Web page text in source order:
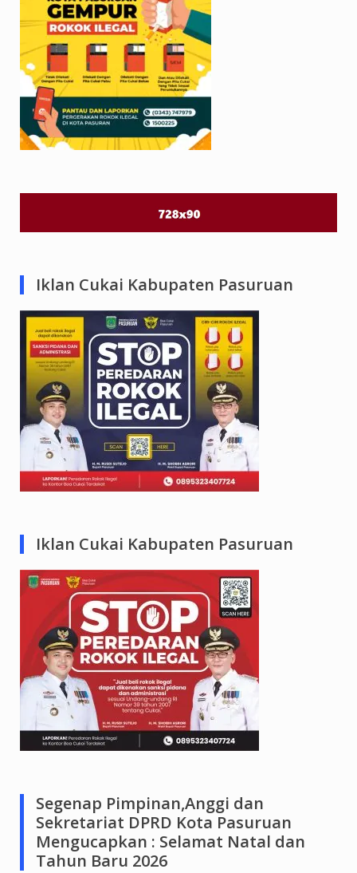
Iklan Cukai Kabupaten Pasuruan
Iklan Cukai Kabupaten Pasuruan
Segenap Pimpinan,Anggi dan
Sekretariat DPRD Kota Pasuruan
Mengucapkan : Selamat Natal dan
Tahun Baru 2026